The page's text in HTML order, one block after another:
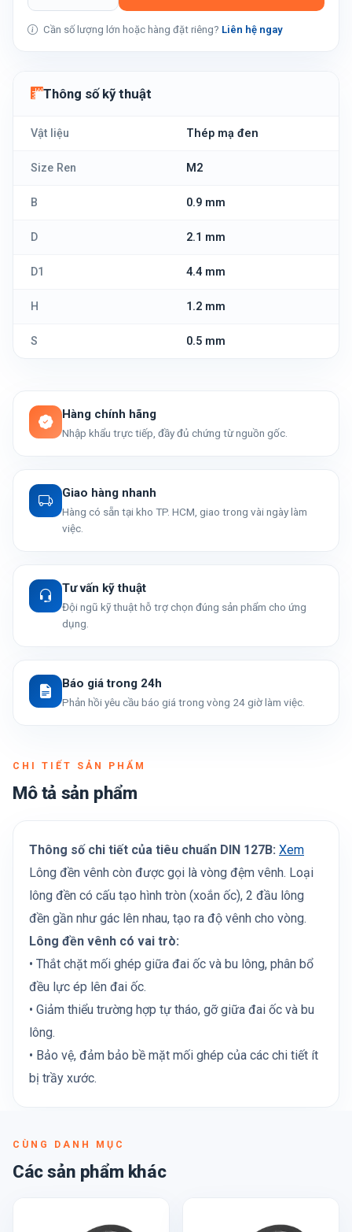
Cần số lượng lớn hoặc hàng đặt riêng? Liên hệ ngay
Thông số kỹ thuật
Vật liệu Thép mạ đen
Size Ren M2
B 0.9 mm
D 2.1 mm
D1 4.4 mm
H 1.2 mm
S 0.5 mm
Hàng chính hãng
Nhập khẩu trực tiếp, đầy đủ chứng từ nguồn gốc.
Giao hàng nhanh
Hàng có sẵn tại kho TP. HCM, giao trong vài ngày làm
việc.
Tư vấn kỹ thuật
Đội ngũ kỹ thuật hỗ trợ chọn đúng sản phẩm cho ứng
dụng.
Báo giá trong 24h
Phản hồi yêu cầu báo giá trong vòng 24 giờ làm việc.
CHI TIẾT SẢN PHẨM
Mô tả sản phẩm
Thông số chi tiết của tiêu chuẩn DIN 127B: Xem
Lông đền vênh còn được gọi là vòng đệm vênh. Loại
lông đền có cấu tạo hình tròn (xoắn ốc), 2 đầu lông
đền gần như gác lên nhau, tạo ra độ vênh cho vòng.
Lông đền vênh có vai trò:
• Thắt chặt mối ghép giữa đai ốc và bu lông, phân bổ
đều lực ép lên đai ốc.
• Giảm thiểu trường hợp tự tháo, gỡ giữa đai ốc và bu
lông.
• Bảo vệ, đảm bảo bề mặt mối ghép của các chi tiết ít
bị trầy xước.
CÙNG DANH MỤC
Các sản phẩm khác